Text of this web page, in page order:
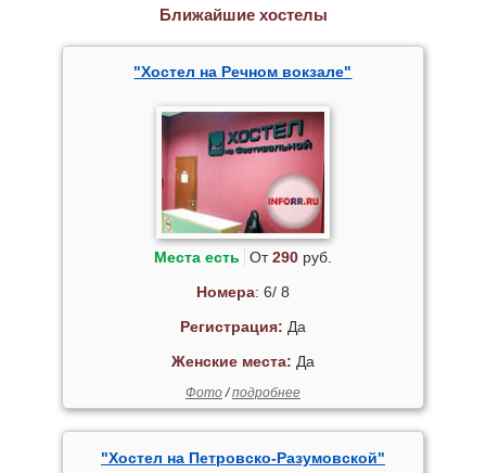
Ближайшие хостелы
"Хостел на Речном вокзале"
Места есть От290руб.
Номера: 6/ 8
Регистрация: Да
Женские места: Да
Фото/подробнее
"Хостел на Петровско-Разумовской"